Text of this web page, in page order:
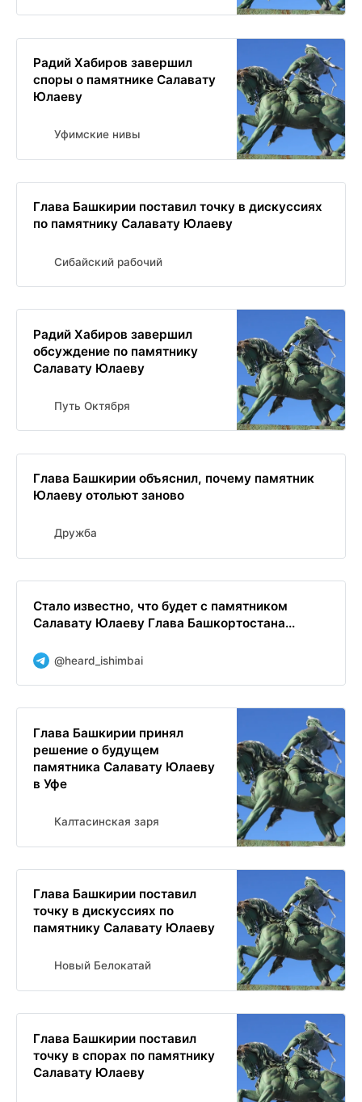
Радий Хабиров завершил
споры о памятнике Салавату
Юлаеву
Уфимские нивы
Глава Башкирии поставил точку в дискуссиях
по памятнику Салавату Юлаеву
Сибайский рабочий
Радий Хабиров завершил
обсуждение по памятнику
Салавату Юлаеву
Путь Октября
Глава Башкирии объяснил, почему памятник
Юлаеву отольют заново
Дружба
Стало известно, что будет с памятником
Салавату Юлаеву Глава Башкортостана...
@heard_ishimbai
Глава Башкирии принял
решение о будущем
памятника Салавату Юлаеву
в Уфе
Калтасинская заря
Глава Башкирии поставил
точку в дискуссиях по
памятнику Салавату Юлаеву
Новый Белокатай
Глава Башкирии поставил
точку в спорах по памятнику
Салавату Юлаеву